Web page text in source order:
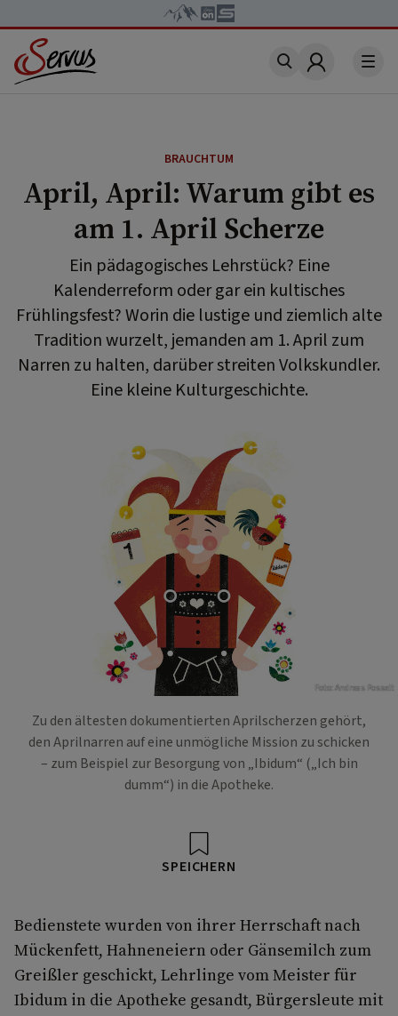
Account
BRAUCHTUM
April, April: Warum gibt es
am 1. April Scherze
Ein pädagogisches Lehrstück? Eine
Kalenderreform oder gar ein kultisches
Frühlingsfest? Worin die lustige und ziemlich alte
Tradition wurzelt, jemanden am 1. April zum
Narren zu halten, darüber streiten Volkskundler.
Eine kleine Kulturgeschichte.
Foto: Andreas Posselt
Zu den ältesten dokumentierten Aprilscherzen gehört,
den Aprilnarren auf eine unmögliche Mission zu schicken
– zum Beispiel zur Besorgung von „Ibidum“ („Ich bin
dumm“) in die Apotheke.
SPEICHERN
Bedienstete wurden von ihrer Herrschaft nach
Mückenfett, Hahneneiern oder Gänsemilch zum
Greißler geschickt, Lehrlinge vom Meister für
Ibidum in die Apotheke gesandt, Bürgersleute mit